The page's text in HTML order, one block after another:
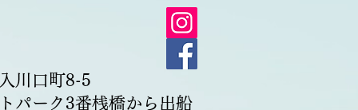
川口町8-5
パーク3番桟橋から出船